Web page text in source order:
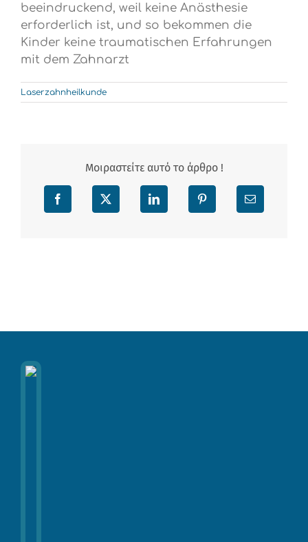
beeindruckend, weil keine Anästhesie
erforderlich ist, und so bekommen die
Kinder keine traumatischen Erfahrungen
mit dem Zahnarzt
Laserzahnheilkunde
Μοιραστείτε αυτό το άρθρο !
Facebook X LinkedIn Pinterest Email